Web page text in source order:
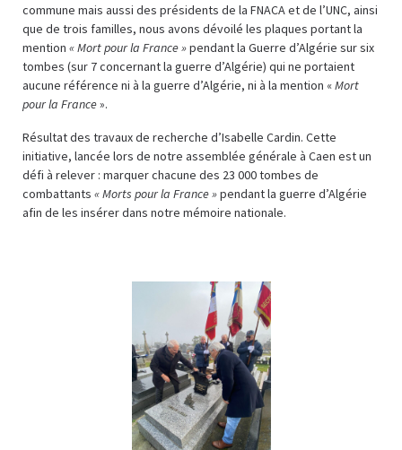
commune mais aussi des présidents de la FNACA et de l’UNC, ainsi
que de trois familles, nous avons dévoilé les plaques portant la
mention « Mort pour la France »pendant la Guerre d’Algérie sur six
tombes (sur 7 concernant la guerre d’Algérie) qui ne portaient
aucune référence ni à la guerre d’Algérie, ni à la mention «Mort
pour la France».
Résultat des travaux de recherche d’Isabelle Cardin. Cette
initiative, lancée lors de notre assemblée générale à Caen est un
défi à relever : marquer chacune des 23 000 tombes de
combattants « Morts pour la France »pendant la guerre d’Algérie
afin de les insérer dans notre mémoire nationale.